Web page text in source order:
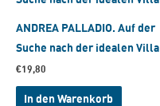
ANDREA PALLADIO. Auf der
Suche nach der idealen Villa
€19,80
In den Warenkorb